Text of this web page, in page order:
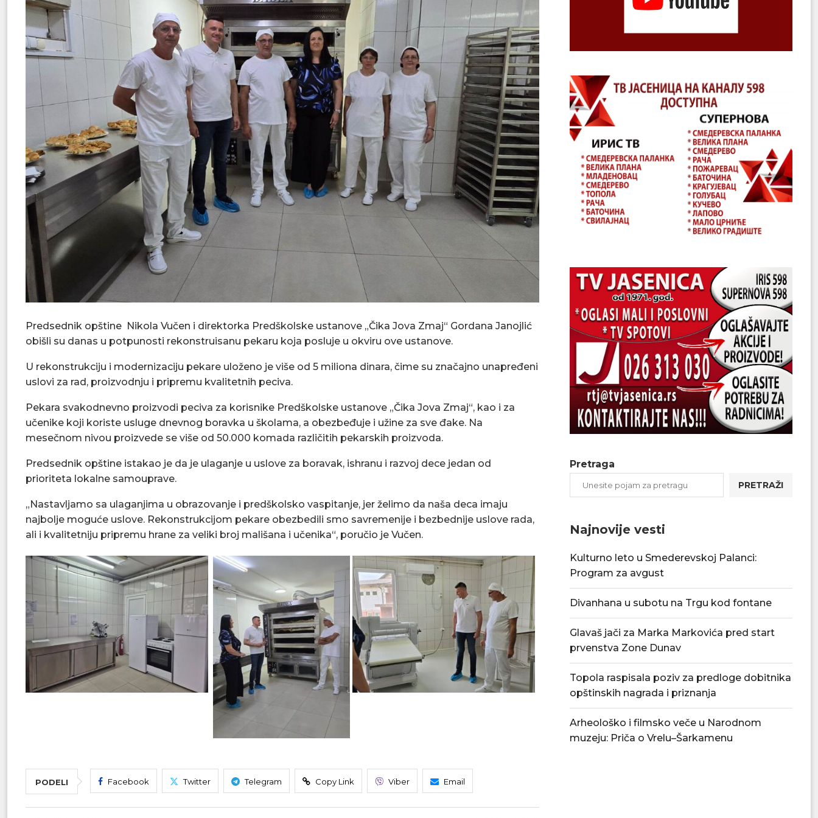
Predsednik opštine Nikola Vučen i direktorka Predškolske ustanove „Čika Jova Zmaj“ Gordana Janojlić
obišli su danas u potpunosti rekonstruisanu pekaru koja posluje u okviru ove ustanove.
U rekonstrukciju i modernizaciju pekare uloženo je više od 5 miliona dinara, čime su značajno unapređeni
uslovi za rad, proizvodnju i pripremu kvalitetnih peciva.
Pekara svakodnevno proizvodi peciva za korisnike Predškolske ustanove „Čika Jova Zmaj“, kao i za
učenike koji koriste usluge dnevnog boravka u školama, a obezbeđuje i užine za sve đake. Na
mesečnom nivou proizvede se više od 50.000 komada različitih pekarskih proizvoda.
Predsednik opštine istakao je da je ulaganje u uslove za boravak, ishranu i razvoj dece jedan od
prioriteta lokalne samouprave.
„Nastavljamo sa ulaganjima u obrazovanje i predškolsko vaspitanje, jer želimo da naša deca imaju
najbolje moguće uslove. Rekonstrukcijom pekare obezbedili smo savremenije i bezbednije uslove rada,
ali i kvalitetniju pripremu hrane za veliki broj mališana i učenika“, poručio je Vučen.
PODELI Facebook Twitter Telegram Copy Link Viber Email
Pretraga
PRETRAŽI
Najnovije vesti
Kulturno leto u Smederevskoj Palanci:
Program za avgust
Divanhana u subotu na Trgu kod fontane
Glavaš jači za Marka Markovića pred start
prvenstva Zone Dunav
Topola raspisala poziv za predloge dobitnika
opštinskih nagrada i priznanja
Arheološko i filmsko veče u Narodnom
muzeju: Priča o Vrelu–Šarkamenu